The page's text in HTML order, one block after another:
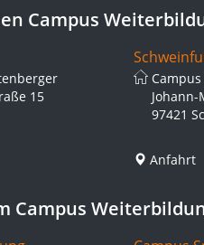
Campus
15
Johann-
97421
Anfahrt
Campus